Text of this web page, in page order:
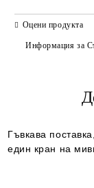
Ние ще се
Оцени продукта
Информация за
Гъвкава
един кран на